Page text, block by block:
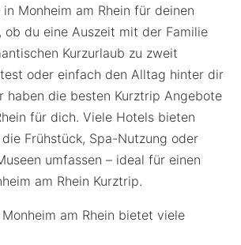
Monheim am Rhein für deinen
ob du eine Auszeit mit der Familie
Kurzurlaub zu zweit
oder einfach den Alltag hinter dir
haben die besten Kurztrip Angebote
für dich. Viele Hotels bieten
Frühstück, Spa-Nutzung oder
umfassen – ideal für einen
am Rhein Kurztrip.
am Rhein bietet viele